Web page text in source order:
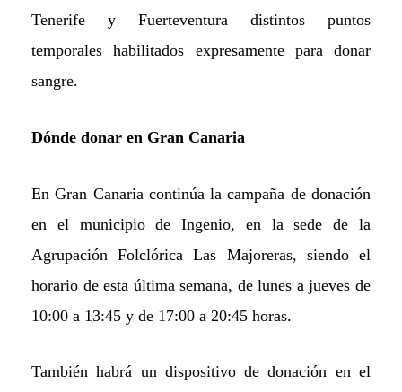
Tenerife y Fuerteventura distintos puntos
temporales habilitados expresamente para donar
sangre.
Dónde donar en Gran Canaria
En Gran Canaria continúa lacampaña de donación
en el municipio de Ingenio, en la sede de la
Agrupación Folclórica Las Majoreras, siendo el
horario de esta última semana, de lunes a jueves de
10:00 a 13:45 y de 17:00 a 20:45 horas.
Tambiénhabrá un dispositivo de donación en el